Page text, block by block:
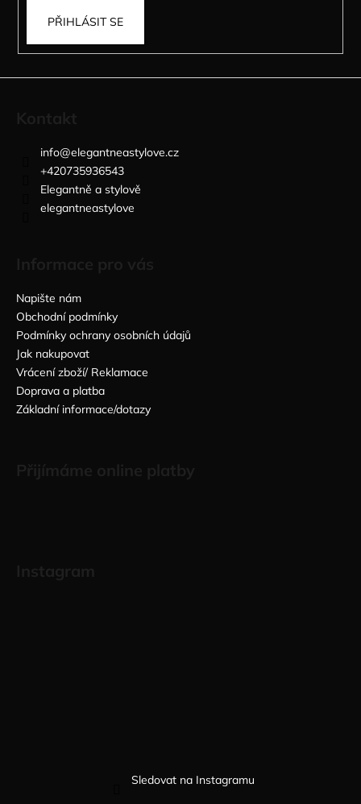
PŘIHLÁSIT SE
info@elegantneastylove.cz
+420735936543
Elegantně a stylově
elegantneastylove
Napište nám
Obchodní podmínky
Podmínky ochrany osobních údajů
Jak nakupovat
Vrácení zboží/ Reklamace
Doprava a platba
Základní informace/dotazy
Sledovat na Instagramu